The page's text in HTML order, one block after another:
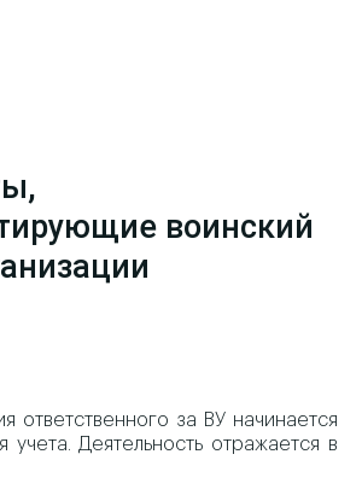
воинский
ответственного за ВУ начинается
учета. Деятельность отражается в